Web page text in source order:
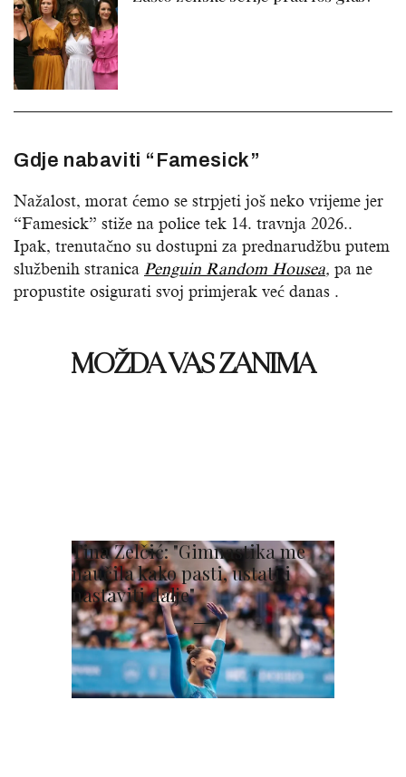
Gdje nabaviti “Famesick”
Nažalost, morat ćemo se strpjeti još neko vrijeme jer
“Famesick” stiže na police tek 14. travnja 2026..
Ipak, trenutačno su dostupni za prednarudžbu putem
službenih stranica Penguin Random Housea, pa ne
propustite osigurati svoj primjerak već danas .
MOŽDA VAS ZANIMA
Tina Zelčić: "Gimnastika me
naučila kako pasti, ustati i
nastaviti dalje"